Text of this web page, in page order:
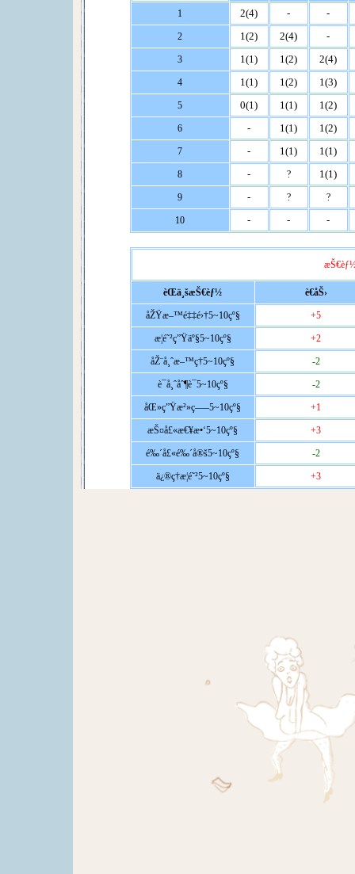
1 2(4) - -
2 1(2) 2(4) -
3 1(1) 1(2) 2(4)
4 1(1) 1(2) 1(3)
5 0(1) 1(1) 1(2)
6 - 1(1) 1(2)
7 - 1(1) 1(1)
8 - ? 1(1)
9 - ? ?
10 - - -
èŒä¸šæŠ€èƒ½ è€åŠ›
åŽŸæ–™é‡‡é›†5~10çº§ +5
æ­¦é˜²ç”Ÿäº§5~10çº§ +2
åŽ¨å¸ˆæ–™ç†5~10çº§ -2
è¯å¸ˆåˆ¶è¯5~10çº§ -2
åŒ»ç”Ÿæ²»ç–—5~10çº§ +1
æŠ¤å£«æ€¥æ•‘5~10çº§ +3
é‰´å£«é‰´å®š5~10çº§ -2
ä¿®ç†æ­¦é˜²5~10çº§ +3